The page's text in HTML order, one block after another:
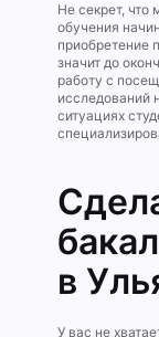
Не секрет, что
обучения
приобретение
значит до
работу с
исследований
ситуациях
в
У вас не